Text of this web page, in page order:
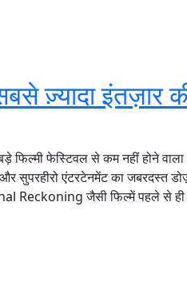
ज़्यादा इंतज़ार
फिल्मी फेस्टिवल से कम नहीं होने
और सुपरहीरो एंटरटेनमेंट का
जैसी फिल्में पहले से ही